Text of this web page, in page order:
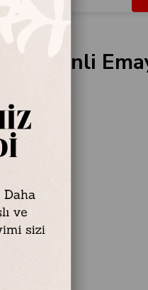
Desenli
Bardak